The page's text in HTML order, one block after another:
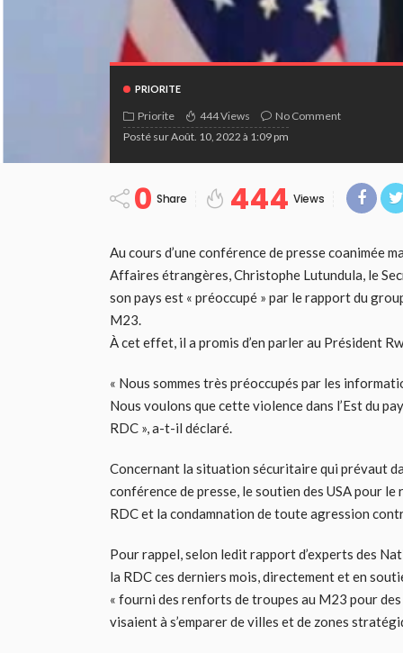
PRIORITE
Priorite 444 Views
No Comment
Posté surAoût. 10, 2022 à 1:09 pm
0 Share 444 Views
Au cours d’une conférence de presse coanimée
Affaires étrangères, Christophe Lutundula, le
son pays est « préoccupé » par le rapport du
M23.
À cet effet, il a promis d’en parler au Président
« Nous sommes très préoccupés par les
Nous voulons que cette violence dans l’Est du
RDC », a-t-il déclaré.
Concernant la situation sécuritaire qui prévaut
conférence de presse, le soutien des USA pour
RDC et la condamnation de toute agression
Pour rappel, selon ledit rapport d’experts des
la RDC ces derniers mois, directement et en
« fourni des renforts de troupes au M23 pour
visaient à s’emparer de villes et de zones